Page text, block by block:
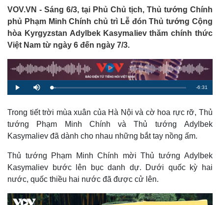
Tổ chức nhân sự
Quốc hội
Nhận diện sự thật
Tin 24h
Dự báo thời tiết
Giáo dục
Dấu ấn VOV
Việc làm
VOV.VN - Sáng 6/3, tại Phủ Chủ tịch, Thủ tướng Chính
phủ Phạm Minh Chính chủ trì Lễ đón Thủ tướng Cộng
hòa Kyrgyzstan Adylbek Kasymaliev thăm chính thức
Việt Nam từ ngày 6 đến ngày 7/3.
P
l
M
u
L
o
3
.
1
1
R
-6:31
Trong tiết trời mùa xuân của Hà Nội và cờ hoa rực rỡ, Thủ
tướng Phạm Minh Chính và Thủ tướng Adylbek
Kasymaliev đã dành cho nhau những bắt tay nồng ấm.
Thủ tướng Phạm Minh Chính mời Thủ tướng Adylbek
Kasymaliev bước lên bục danh dự. Dưới quốc kỳ hai
nước, quốc thiều hai nước đã được cử lên.